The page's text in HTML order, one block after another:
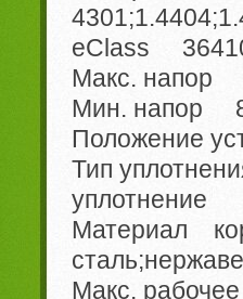
eClass
Макс. напор
Мин. напор
Положение
Тип
уплотнение
Материал
Макс.